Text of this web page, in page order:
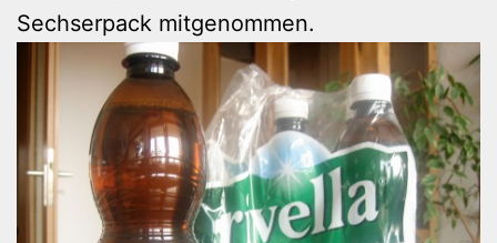
Sechserpack mitgenommen.